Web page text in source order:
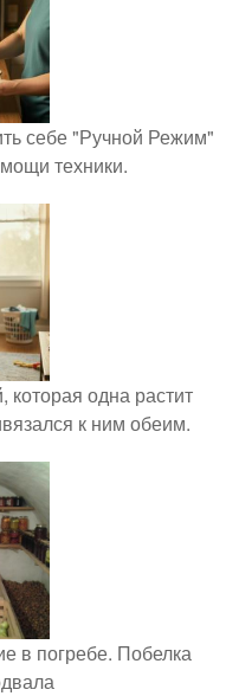
себе "Ручной Режим"
техники.
одна растит
к ним обеим.
в погребе. Побелка